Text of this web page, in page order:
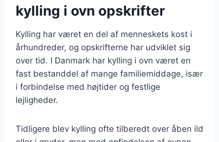
kylling i ovn opskrifter
Kylling har været en del af menneskets kost i
århundreder, og opskrifterne har udviklet sig
over tid. I Danmark har kylling i ovn været en
fast bestanddel af mange familiemiddage, især
i forbindelse med højtider og festlige
lejligheder.
Tidligere blev kylling ofte tilberedt over åben ild